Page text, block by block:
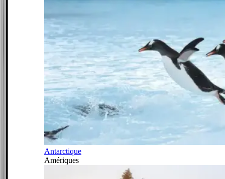
Antarctique
Amériques